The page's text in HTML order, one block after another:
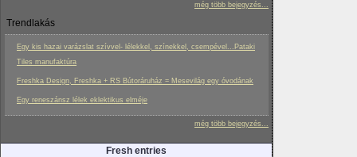
még több bejegyzés...
Trendlakás
Egy kis hazai varázslat szívvel- lélekkel, színekkel, csempével...Pataki
Tiles manufaktúra
Freshka Design, Freshka + RS Bútoráruház = Mesevilág egy óvodának
Egy reneszánsz lélek eklektikus elméje
még több bejegyzés...
Fresh entries